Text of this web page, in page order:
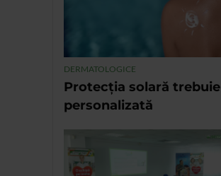
DERMATOLOGICE
Protecția solară trebuie
personalizată